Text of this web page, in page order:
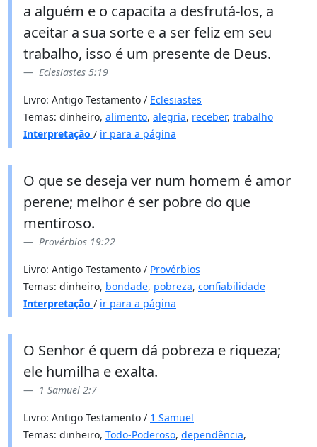
a alguém e o capacita a desfrutá-los, a
aceitar a sua sorte e a ser feliz em seu
trabalho, isso é um presente de Deus.
Eclesiastes 5:19
Livro: Antigo Testamento / Eclesiastes
Temas: dinheiro, alimento, alegria, receber, trabalho
Interpretação / ir para a página
O que se deseja ver num homem é amor
perene; melhor é ser pobre do que
mentiroso.
Provérbios 19:22
Livro: Antigo Testamento / Provérbios
Temas: dinheiro, bondade, pobreza, confiabilidade
Interpretação / ir para a página
O Senhor é quem dá pobreza e riqueza;
ele humilha e exalta.
1 Samuel 2:7
Livro: Antigo Testamento / 1 Samuel
Temas: dinheiro, Todo-Poderoso, dependência,